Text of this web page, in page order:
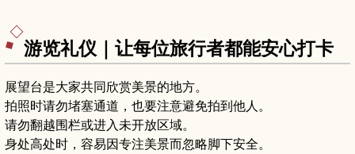
游览礼仪｜让每位旅行者都能安心打卡
展望台是大家共同欣赏美景的地方。
拍照时请勿堵塞通道，也要注意避免拍到他人。
请勿翻越围栏或进入未开放区域。
身处高处时，容易因专注美景而忽略脚下安全。